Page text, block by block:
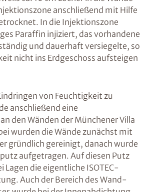
anschließend mit Hilfe
In die Injektionszone
Paraffin injiziert, das vorhandene
und dauerhaft versiegelte, so
nicht ins Erdgeschoss aufsteigen
von Feuchtigkeit zu
anschließend eine
den Wänden der Münchener Villa
wurden die Wände zunächst mit
gründlich gereinigt, danach wurde
aufgetragen. Auf diesen Putz
Lagen die eigentliche ISOTEC-
Auch der Bereich des Wand-